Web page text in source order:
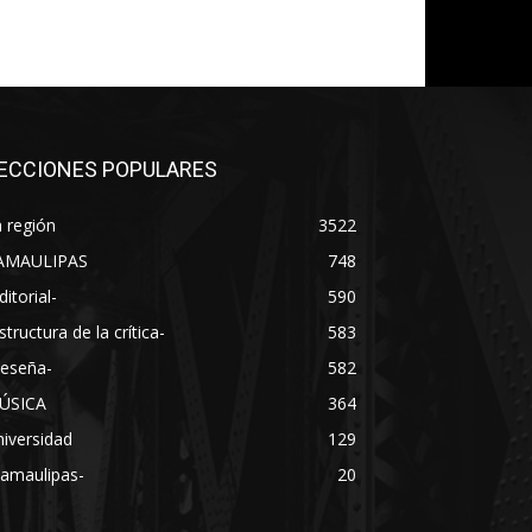
POPULARES
región
3522
748
590
de la crítica-
583
582
364
129
20